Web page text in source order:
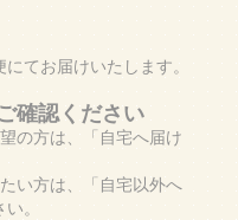
てお届けいたします。
確認ください
の方は、「自宅へ届け
い方は、「自宅以外へ
。